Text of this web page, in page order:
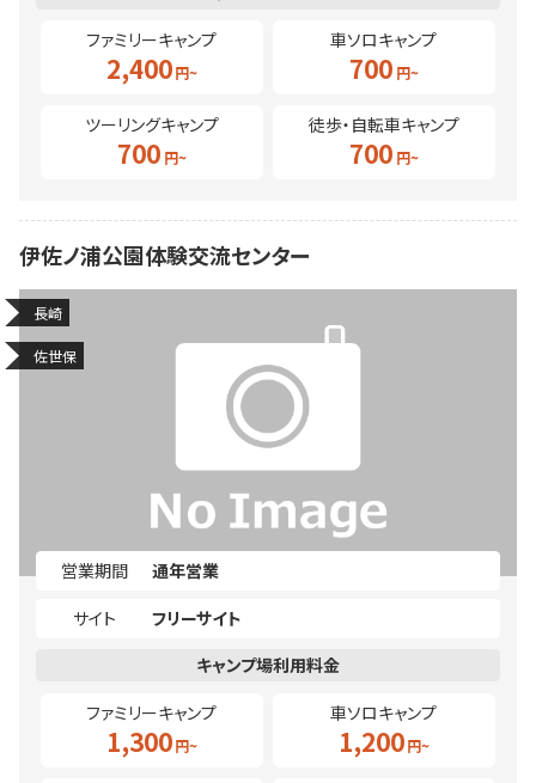
ファミリーキャンプ
2,400
車ソロキャンプ
700
ツーリングキャンプ
700
徒歩・自転車キャンプ
700
伊佐ノ浦公園体験交流センター
長崎
佐世保
営業期間
通年営業
サイト
フリーサイト
ファミリーキャンプ
1,300
車ソロキャンプ
1,200